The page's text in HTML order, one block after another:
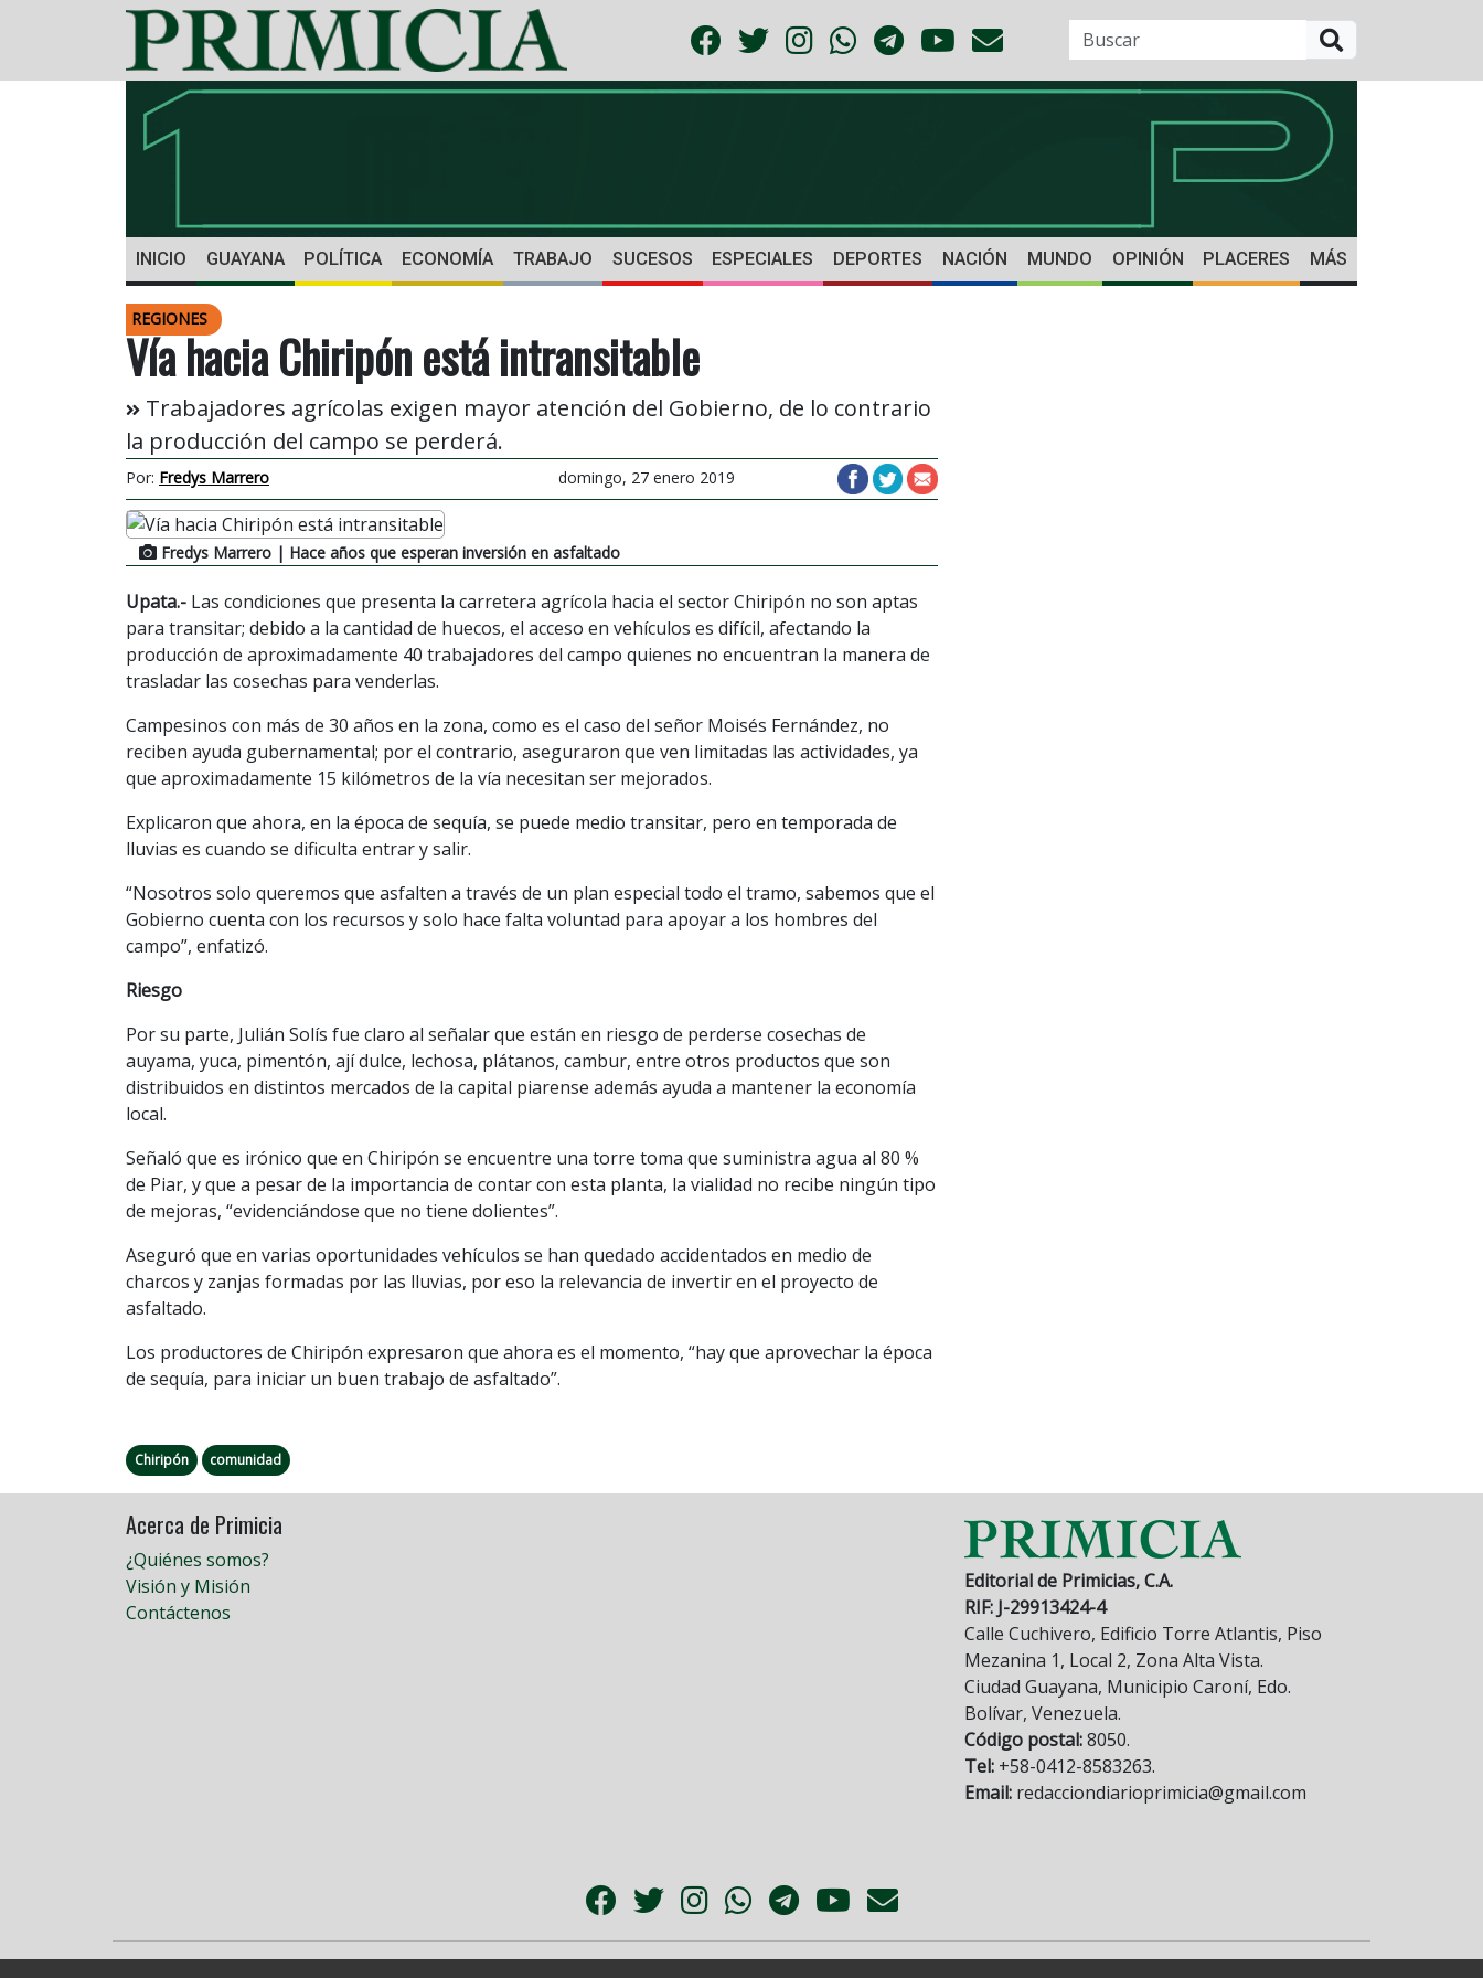
INICIO GUAYANA POLÍTICA ECONOMÍA TRABAJO SUCESOS ESPECIALES DEPORTES NACIÓN MUNDO OPINIÓN PLACERES MÁS
REGIONES
Vía hacia Chiripón está intransitable
Trabajadores agrícolas exigen mayor atención del Gobierno, de lo contrario
la producción del campo se perderá.
Por: Fredys Marrero domingo, 27 enero 2019
Fredys Marrero | Hace años que esperan inversión en asfaltado
Upata.- Las condiciones que presenta la carretera agrícola hacia el sector Chiripón no son aptas
para transitar; debido a la cantidad de huecos, el acceso en vehículos es difícil, afectando la
producción de aproximadamente 40 trabajadores del campo quienes no encuentran la manera de
trasladar las cosechas para venderlas.
Campesinos con más de 30 años en la zona, como es el caso del señor Moisés Fernández, no
reciben ayuda gubernamental; por el contrario, aseguraron que ven limitadas las actividades, ya
que aproximadamente 15 kilómetros de la vía necesitan ser mejorados.
Explicaron que ahora, en la época de sequía, se puede medio transitar, pero en temporada de
lluvias es cuando se dificulta entrar y salir.
“Nosotros solo queremos que asfalten a través de un plan especial todo el tramo, sabemos que el
Gobierno cuenta con los recursos y solo hace falta voluntad para apoyar a los hombres del
campo”, enfatizó.
Riesgo
Por su parte, Julián Solís fue claro al señalar que están en riesgo de perderse cosechas de
auyama, yuca, pimentón, ají dulce, lechosa, plátanos, cambur, entre otros productos que son
distribuidos en distintos mercados de la capital piarense además ayuda a mantener la economía
local.
Señaló que es irónico que en Chiripón se encuentre una torre toma que suministra agua al 80 %
de Piar, y que a pesar de la importancia de contar con esta planta, la vialidad no recibe ningún tipo
de mejoras, “evidenciándose que no tiene dolientes”.
Aseguró que en varias oportunidades vehículos se han quedado accidentados en medio de
charcos y zanjas formadas por las lluvias, por eso la relevancia de invertir en el proyecto de
asfaltado.
Los productores de Chiripón expresaron que ahora es el momento, “hay que aprovechar la época
de sequía, para iniciar un buen trabajo de asfaltado”.
Chiripón comunidad
Acerca de Primicia
¿Quiénes somos?
Visión y Misión
Contáctenos
Editorial de Primicias, C.A.
RIF: J-29913424-4
Calle Cuchivero, Edificio Torre Atlantis, Piso
Mezanina 1, Local 2, Zona Alta Vista.
Ciudad Guayana, Municipio Caroní, Edo.
Bolívar, Venezuela.
Código postal:8050.
Tel: +58-0412-8583263.
Email: redacciondiarioprimicia@gmail.com